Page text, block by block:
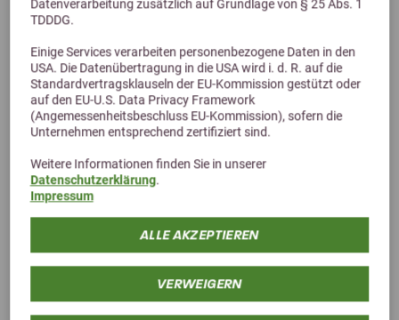
Datenverarbeitung zusätzlich auf Grundlage von § 25 Abs. 1
TDDDG.
Einige Services verarbeiten personenbezogene Daten in den
USA. Die Datenübertragung in die USA wird i. d. R. auf die
Standardvertragsklauseln der EU-Kommission gestützt oder
auf den EU-U.S. Data Privacy Framework
(Angemessenheitsbeschluss EU-Kommission), sofern die
Unternehmen entsprechend zertifiziert sind.
Weitere Informationen finden Sie in unserer
Datenschutzerklärung.
Impressum
ALLE AKZEPTIEREN
VERWEIGERN
Schleimhautreizungen, während die Bildung von Toxinen zu
Hufrehe begünstigt.
Abgesehen davon wird das Dickdarmmilieu durch Gase,
Säuren und Toxine erheblich gestört und eine optimale
Verwertung der Futterbestandteile ist nicht mehr
gewährleistet.
Zusätzlich kommt es zu Reizungen, Verdickungen und
gehören wichtige Mineralstoffe und Spurenelemente. Auch die
Vitaminresorption im Dickdarm wird beeinträchtigt.
Mikroorganismen in einem gesunden Darmmilieu sind der